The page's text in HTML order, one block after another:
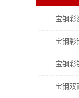
宝钢彩
宝钢彩
宝钢彩
宝钢双